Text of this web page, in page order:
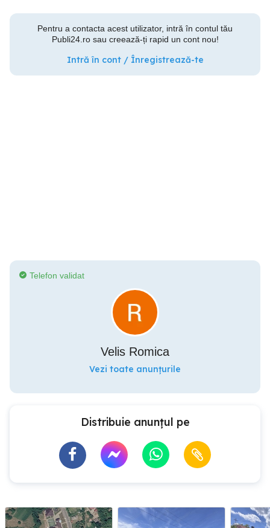
Pentru a contacta acest utilizator, intră în contul tău
Publi24.ro sau creează-ți rapid un cont nou!
Intră în cont / Înregistrează-te
Telefon validat
Velis Romica
Vezi toate anunțurile
Distribuie anunțul pe